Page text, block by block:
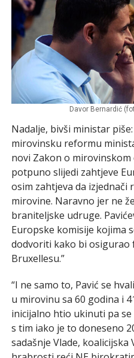
Davor Bernardić
Nadalje, bivši ministar
mirovinsku reformu
novi Zakon o
potpuno slijedi zahtjeve
osim zahtjeva da izjednači
mirovine. Naravno jer ne
braniteljske udruge.
Europske komisije kojima
dodvoriti kako bi osigurao
Bruxellesu.”
“I ne samo to, Pavić se
u mirovinu sa 60 godina i
inicijalno htio ukinuti pa
s tim iako je to doneseno
sadašnje Vlade, koalicijska